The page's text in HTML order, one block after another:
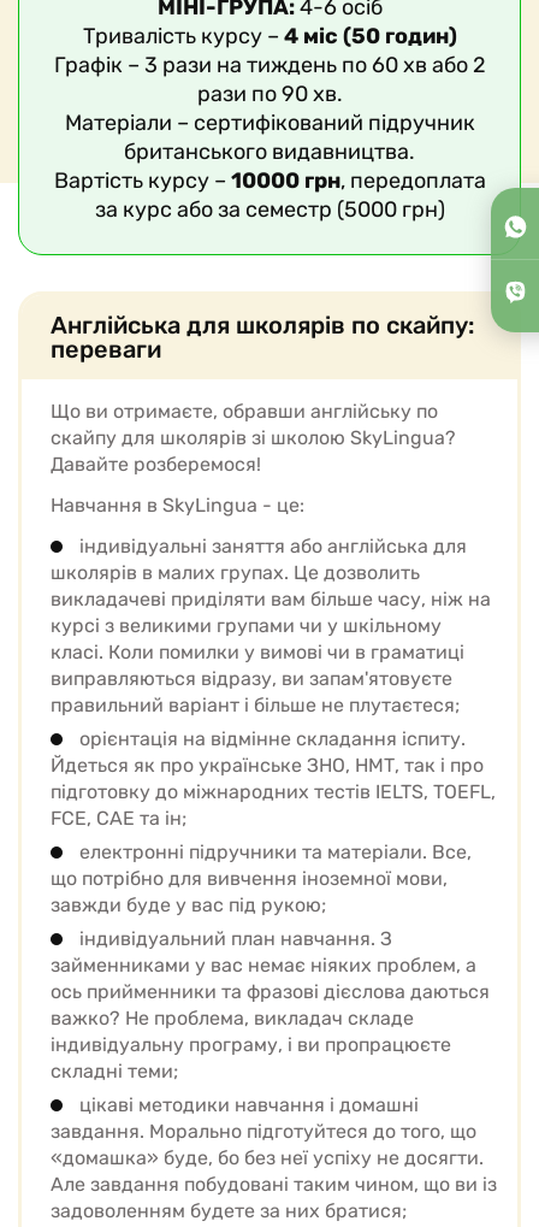
МІНІ-ГРУПА:4-6 осіб
Тривалість курсу – 4 міс (50 годин)
Графік – 3 рази на тиждень по 60 хв або 2
рази по 90 хв.
Матеріали – сертифікований підручник
британського видавництва.
Вартість курсу – 10000 грн, передоплата
за курс або за семестр (5000 грн)
Англійська для школярів по скайпу:
переваги
Що ви отримаєте, обравши англійську по
скайпу для школярів зі школою SkyLingua?
Давайте розберемося!
Навчання в SkyLingua - це:
індивідуальні заняття або англійська для
школярів в малих групах. Це дозволить
викладачеві приділяти вам більше часу, ніж на
курсі з великими групами чи у шкільному
класі. Коли помилки у вимові чи в граматиці
виправляються відразу, ви запам'ятовуєте
правильний варіант і більше не плутаєтеся;
орієнтація на відмінне складання іспиту.
Йдеться як про українське ЗНО, НМТ, так і про
підготовку до міжнародних тестів IELTS, TOEFL,
FCE, CAE та ін;
електронні підручники та матеріали. Все,
що потрібно для вивчення іноземної мови,
завжди буде у вас під рукою;
індивідуальний план навчання. З
займенниками у вас немає ніяких проблем, а
ось прийменники та фразові дієслова даються
важко? Не проблема, викладач складе
індивідуальну програму, і ви пропрацюєте
складні теми;
цікаві методики навчання і домашні
завдання. Морально підготуйтеся до того, що
«домашка» буде, бо без неї успіху не досягти.
Але завдання побудовані таким чином, що ви із
задоволенням будете за них братися;